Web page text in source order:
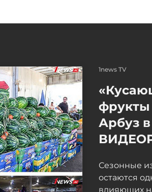
1news TV
Арбуз
Сезонные
остаются
влияющих